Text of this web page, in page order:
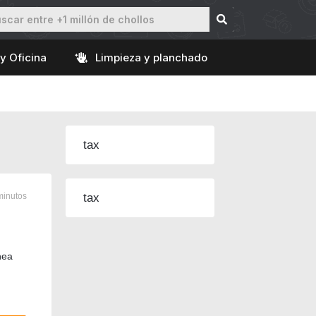
Oficina Limpieza y planchado
tax
tax